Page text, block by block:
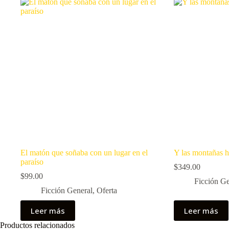
El matón que soñaba con un lugar en el
paraíso
$99.00
Ficción General, Oferta
Leer más
Y las montañas
$349.00
Ficción
Leer más
Productos relacionados